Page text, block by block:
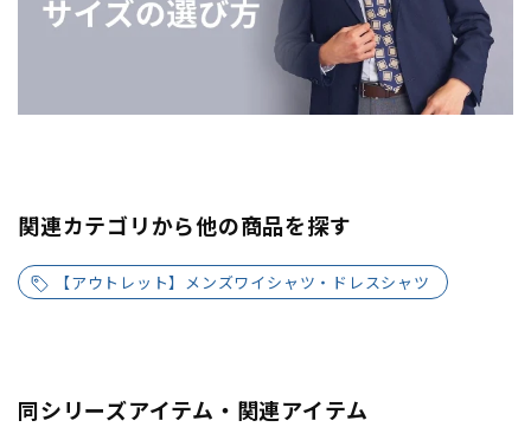
関連カテゴリから他の商品を探す
【アウトレット】メンズワイシャツ・ドレスシャツ
同シリーズアイテム・関連アイテム